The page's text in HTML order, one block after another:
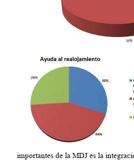
importantes de la MDJ es la